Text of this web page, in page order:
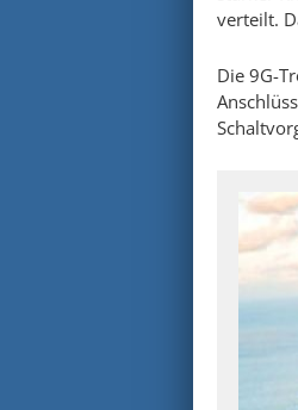
verteilt.
Die 9G-